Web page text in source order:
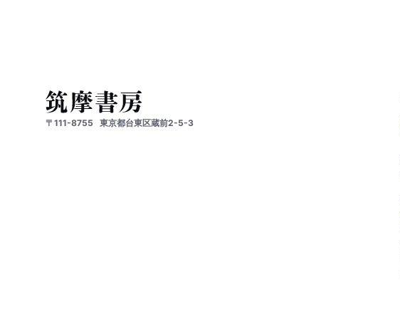
〒111-8755 東京都台東区蔵前2-5-3